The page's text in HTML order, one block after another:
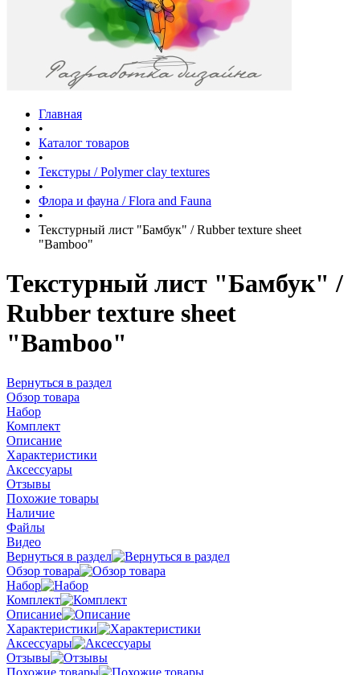
Главная
•
Каталог товаров
•
Текстуры / Polymer clay textures
•
Флора и фауна / Flora and Fauna
•
Текстурный лист "Бамбук" / Rubber texture sheet
"Bamboo"
Текстурный лист "Бамбук" /
Rubber texture sheet
"Bamboo"
Вернуться в раздел
Обзор товара
Набор
Комплект
Описание
Характеристики
Аксессуары
Отзывы
Похожие товары
Наличие
Файлы
Видео
Вернуться в раздел
Обзор товара
Набор
Комплект
Описание
Характеристики
Аксессуары
Отзывы
Похожие товары